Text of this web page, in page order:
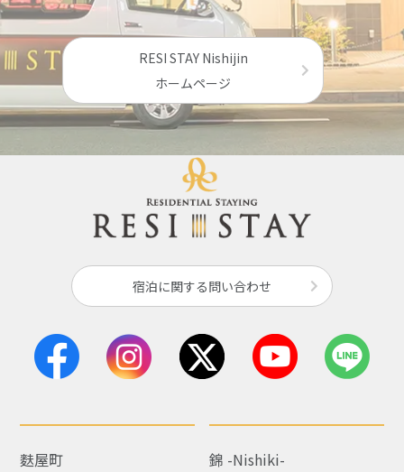
RESI STAY Nishijin
ホームページ
宿泊に関する問い合わせ
麩屋町
錦 -Nishiki-